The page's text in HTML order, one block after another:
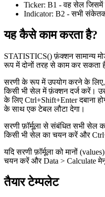
Ticker: B1 - वह सेल जिसमें
Indicator: B2 - सभी संकेतक
यह कैसे काम करता है?
STATISTICS() फ़ंक्शन सामान्य
रूप में दोनों तरह से काम कर सकता
सरणी के रूप में उपयोग करने के लिए,
किसी भी सेल में फ़ंक्शन दर्ज करें।
के लिए Ctrl+Shift+Enter दबाना
के साथ एक टेबल लौटा देगा।
सरणी फ़ॉर्मूला से संबंधित सभी सेल
किसी भी सेल का चयन करें और
यदि सरणी फ़ॉर्मूला को मानों
चयन करें औरData > Calculate
तैयार टेम्पलेट